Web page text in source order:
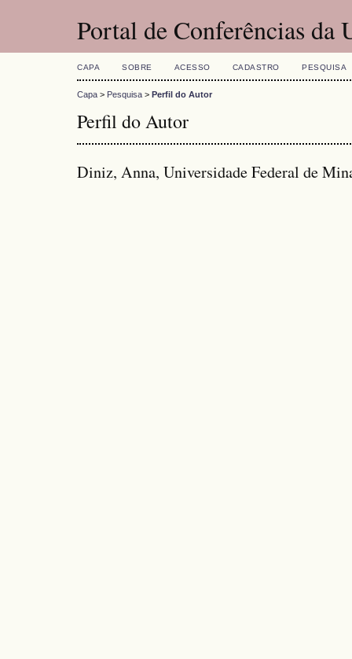
Portal de Conferências da
CAPA SOBRE ACESSO CADASTRO PESQUISA
Capa > Pesquisa > Perfil do Autor
Perfil do Autor
Diniz, Anna, Universidade Federal de